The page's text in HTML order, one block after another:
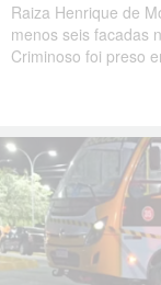
Raiza Henrique de
menos seis facadas
Criminoso foi preso